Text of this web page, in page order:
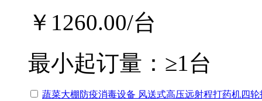
￥1260.00/台
最小起订量： ≥1台
蔬菜大棚防疫消毒设备 风送式高压远射程打药机四轮